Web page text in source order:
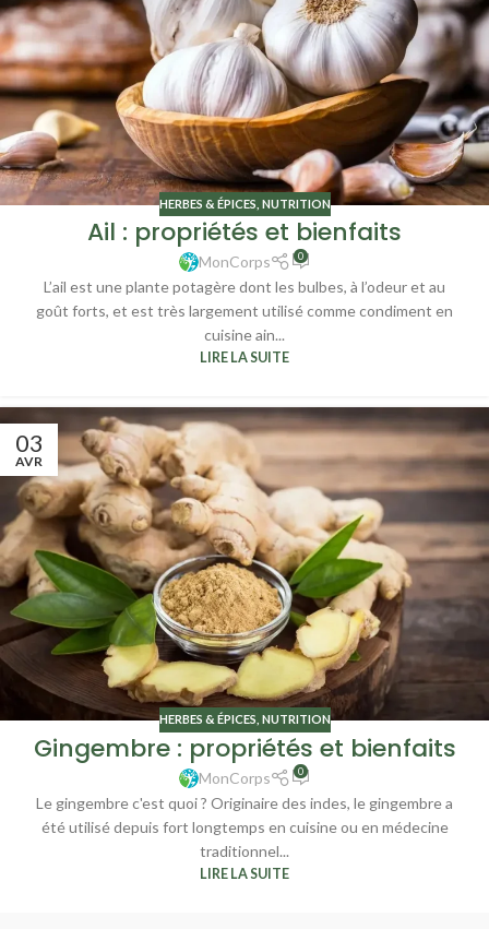
HERBES & ÉPICES NUTRITION
Ail : propriétés et bienfaits
MonCorps 0
L’ail est une plante potagère dont les bulbes, à l’odeur et au
goût forts, et est très largement utilisé comme condiment en
cuisine ain...
LIRE LA SUITE
03
AVR
HERBES & ÉPICES NUTRITION
Gingembre : propriétés et bienfaits
MonCorps 0
Le gingembre c'est quoi ? Originaire des indes, le gingembre a
été utilisé depuis fort longtemps en cuisine ou en médecine
traditionnel...
LIRE LA SUITE